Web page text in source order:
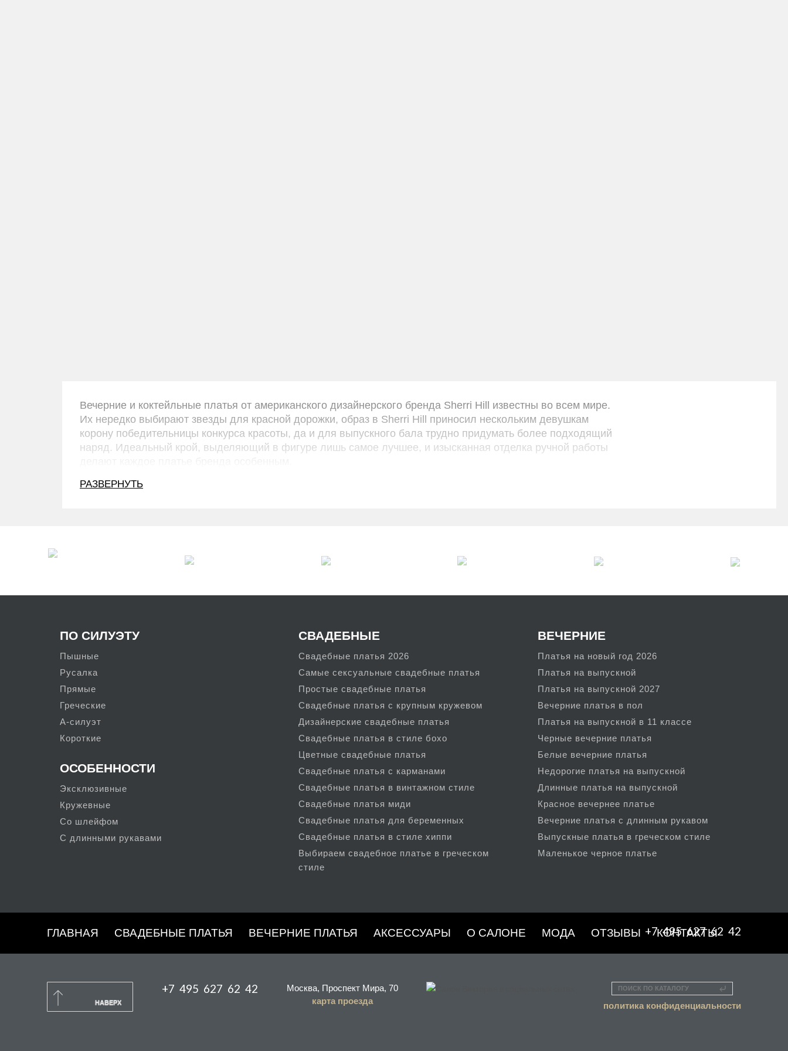
Вечерние и коктейльные платья от американского дизайнерского бренда Sherri Hill известны во всем мире.
Их нередко выбирают звезды для красной дорожки, образ в Sherri Hill приносил нескольким девушкам
корону победительницы конкурса красоты, да и для выпускного бала трудно придумать более подходящий
наряд. Идеальный крой, выделяющий в фигуре лишь самое лучшее, и изысканная отделка ручной работы
РАЗВЕРНУТЬ
ПО СИЛУЭТУ
Пышные
Русалка
Прямые
Греческие
А-силуэт
Короткие
ОСОБЕННОСТИ
Эксклюзивные
Кружевные
Со шлейфом
С длинными рукавами
СВАДЕБНЫЕ
Свадебные платья 2026
Самые сексуальные свадебные платья
Простые свадебные платья
Свадебные платья с крупным кружевом
Дизайнерские свадебные платья
Свадебные платья в стиле бохо
Цветные свадебные платья
Свадебные платья с карманами
Свадебные платья в винтажном стиле
Свадебные платья миди
Свадебные платья для беременных
Свадебные платья в стиле хиппи
Выбираем свадебное платье в греческом
стиле
ВЕЧЕРНИЕ
Платья на новый год 2026
Платья на выпускной
Платья на выпускной 2027
Вечерние платья в пол
Платья на выпускной в 11 классе
Черные вечерние платья
Белые вечерние платья
Недорогие платья на выпускной
Длинные платья на выпускной
Красное вечернее платье
Вечерние платья с длинным рукавом
Выпускные платья в греческом стиле
Маленькое черное платье
ГЛАВНАЯ СВАДЕБНЫЕ ПЛАТЬЯ ВЕЧЕРНИЕ ПЛАТЬЯ АКСЕССУАРЫ О САЛОНЕ МОДА ОТЗЫВЫ КОНТАКТЫ
+7 495 627 62 42
НАВЕРХ
+7 495 627 62 42
Москва, Проспект Мира, 70
карта проезда
ПОИСК ПО КАТАЛОГУ
политика конфиденциальности